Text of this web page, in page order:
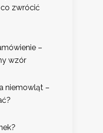
zwrócić
–
wzór
niemowląt –